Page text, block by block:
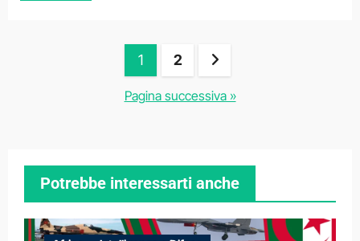
Paginazione
1 2
Pagina successiva »
Potrebbe interessarti anche